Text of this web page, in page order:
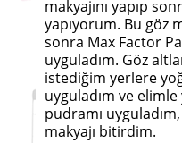
makyajını yapıp
yapıyorum. Bu göz
sonra Max Factor
uyguladım. Göz
istediğim yerlere
uyguladım ve
pudramı
makyajı bitirdim.